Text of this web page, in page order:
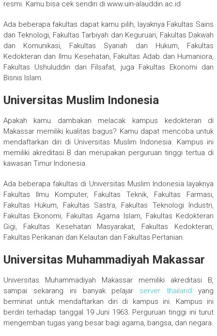
resmi. Kamu bisa cek sendiri di www.uin-alauddin.ac.id
Ada beberapa fakultas dapat kamu pilih, layaknya Fakultas Sains
dan Teknologi, Fakultas Tarbiyah dan Keguruan, Fakultas Dakwah
dan Komunikasi, Fakultas Syariah dan Hukum, Fakultas
Kedokteran dan Ilmu Kesehatan, Fakultas Adab dan Humaniora,
Fakultas Ushuluddin dan Filsafat, juga Fakultas Ekonomi dan
Bisnis Islam.
Universitas Muslim Indonesia
Apakah kamu dambakan melacak kampus kedokteran di
Makassar memiliki kualitas bagus? Kamu dapat mencoba untuk
mendaftarkan diri di Universitas Muslim Indonesia. Kampus ini
memiliki akreditasi B dan merupakan perguruan tinggi tertua di
kawasan Timur Indonesia.
Ada beberapa fakultas di Universitas Muslim Indonesia layaknya
Fakultas Ilmu Komputer, Fakultas Teknik, Fakultas Farmasi,
Fakultas Hukum, Fakultas Sastra, Fakultas Teknologi Industri,
Fakultas Ekonomi, Fakultas Agama Islam, Fakultas Kedokteran
Gigi, Fakultas Kesehatan Masyarakat, Fakultas Kedokteran,
Fakultas Perikanan dan Kelautan dan Fakultas Pertanian.
Universitas Muhammadiyah Makassar
Universitas Muhammadiyah Makassar memiliki akreditasi B,
sampai sekarang ini banyak pelajar server thailand yang
berminat untuk mendaftarkan diri di kampus ini. Kampus ini
berdiri terhadap tanggal 19 Juni 1963. Perguruan tinggi ini turut
mengemban tugas yang besar bagi agama, bangsa, dan negara.